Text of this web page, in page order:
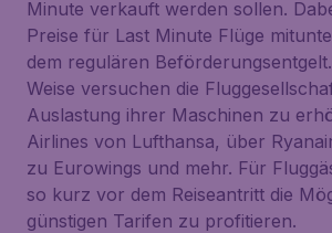
Minute verkauft werden sollen.
Preise für Last Minute Flüge
dem regulären
Weise versuchen die
Auslastung ihrer Maschinen zu
Airlines von Lufthansa, über
zu Eurowings und mehr. Für
so kurz vor dem Reiseantritt die
günstigen Tarifen zu profitieren.